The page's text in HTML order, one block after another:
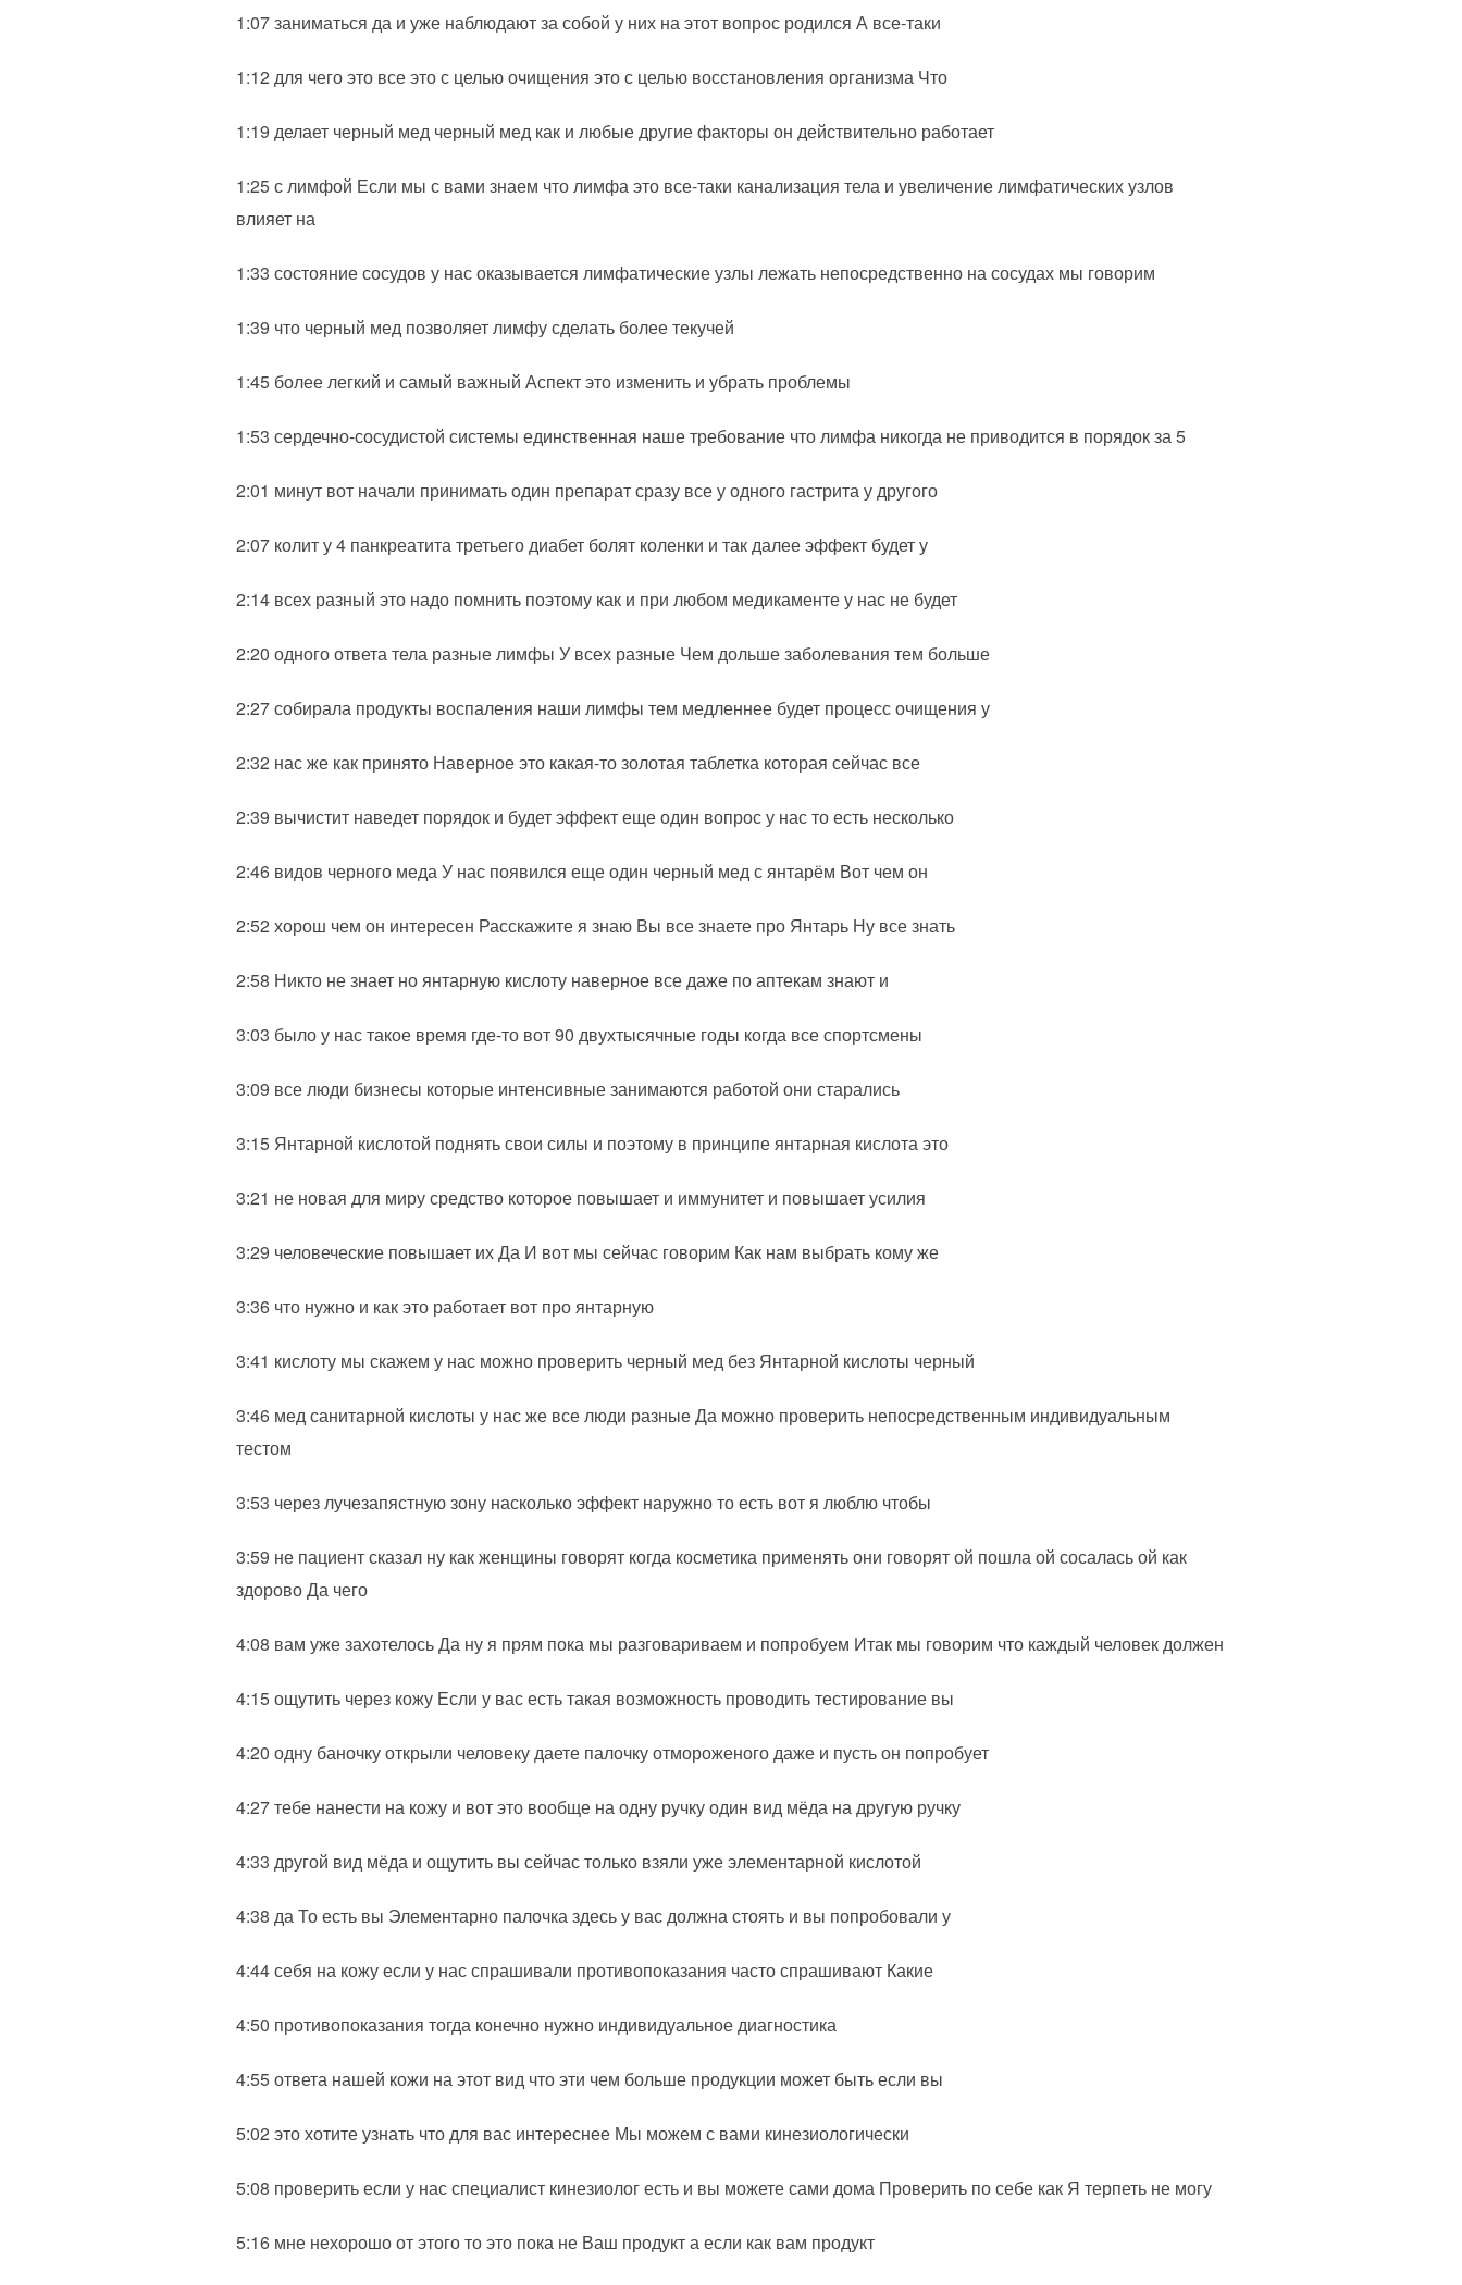
1:07 заниматься да и уже наблюдают за собой у них на этот вопрос родился А все-таки
1:12 для чего это все это с целью очищения это с целью восстановления организма Что
1:19 делает черный мед черный мед как и любые другие факторы он действительно работает
1:25 с лимфой Если мы с вами знаем что лимфа это все-таки канализация тела и увеличение лимфатических узлов
влияет на
1:33 состояние сосудов у нас оказывается лимфатические узлы лежать непосредственно на сосудах мы говорим
1:39 что черный мед позволяет лимфу сделать более текучей
1:45 более легкий и самый важный Аспект это изменить и убрать проблемы
1:53 сердечно-сосудистой системы единственная наше требование что лимфа никогда не приводится в порядок за 5
2:01 минут вот начали принимать один препарат сразу все у одного гастрита у другого
2:07 колит у 4 панкреатита третьего диабет болят коленки и так далее эффект будет у
2:14 всех разный это надо помнить поэтому как и при любом медикаменте у нас не будет
2:20 одного ответа тела разные лимфы У всех разные Чем дольше заболевания тем больше
2:27 собирала продукты воспаления наши лимфы тем медленнее будет процесс очищения у
2:32 нас же как принято Наверное это какая-то золотая таблетка которая сейчас все
2:39 вычистит наведет порядок и будет эффект еще один вопрос у нас то есть несколько
2:46 видов черного меда У нас появился еще один черный мед с янтарём Вот чем он
2:52 хорош чем он интересен Расскажите я знаю Вы все знаете про Янтарь Ну все знать
2:58 Никто не знает но янтарную кислоту наверное все даже по аптекам знают и
3:03 было у нас такое время где-то вот 90 двухтысячные годы когда все спортсмены
3:09 все люди бизнесы которые интенсивные занимаются работой они старались
3:15 Янтарной кислотой поднять свои силы и поэтому в принципе янтарная кислота это
3:21 не новая для миру средство которое повышает и иммунитет и повышает усилия
3:29 человеческие повышает их Да И вот мы сейчас говорим Как нам выбрать кому же
3:36 что нужно и как это работает вот про янтарную
3:41 кислоту мы скажем у нас можно проверить черный мед без Янтарной кислоты черный
3:46 мед санитарной кислоты у нас же все люди разные Да можно проверить непосредственным индивидуальным
тестом
3:53 через лучезапястную зону насколько эффект наружно то есть вот я люблю чтобы
3:59 не пациент сказал ну как женщины говорят когда косметика применять они говорят ой пошла ой сосалась ой как
здорово Да чего
4:08 вам уже захотелось Да ну я прям пока мы разговариваем и попробуем Итак мы говорим что каждый человек должен
4:15 ощутить через кожу Если у вас есть такая возможность проводить тестирование вы
4:20 одну баночку открыли человеку даете палочку отмороженого даже и пусть он попробует
4:27 тебе нанести на кожу и вот это вообще на одну ручку один вид мёда на другую ручку
4:33 другой вид мёда и ощутить вы сейчас только взяли уже элементарной кислотой
4:38 да То есть вы Элементарно палочка здесь у вас должна стоять и вы попробовали у
4:44 себя на кожу если у нас спрашивали противопоказания часто спрашивают Какие
4:50 противопоказания тогда конечно нужно индивидуальное диагностика
4:55 ответа нашей кожи на этот вид что эти чем больше продукции может быть если вы
5:02 это хотите узнать что для вас интереснее Мы можем с вами кинезиологически
5:08 проверить если у нас специалист кинезиолог есть и вы можете сами дома Проверить по себе как Я терпеть не могу
5:16 мне нехорошо от этого то это пока не Ваш продукт а если как вам продукт